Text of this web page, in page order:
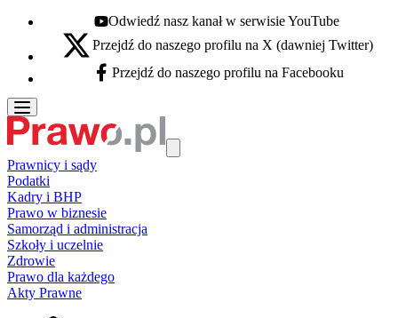
Youtube - otwiera się w nowej karcie
Odwiedź nasz kanał w serwisie YouTube
X - otwiera się w nowej karcie
Przejdź do naszego profilu na X (dawniej Twitter)
Facebook - otwiera się w nowej karcie
Przejdź do naszego profilu na Facebooku
Prawnicy i sądy
Podatki
Kadry i BHP
Prawo w biznesie
Samorząd i administracja
Szkoły i uczelnie
Zdrowie
Prawo dla każdego
Akty Prawne